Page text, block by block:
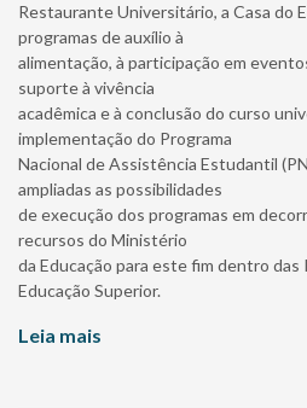
Restaurante Universitário, a Casa do
programas de auxílio à
alimentação, à participação em
suporte à vivência
acadêmica e à conclusão do curso
implementação do Programa
Nacional de Assistência Estudantil
ampliadas as possibilidades
de execução dos programas em
recursos do Ministério
da Educação para este fim dentro
Educação Superior.
Leia mais